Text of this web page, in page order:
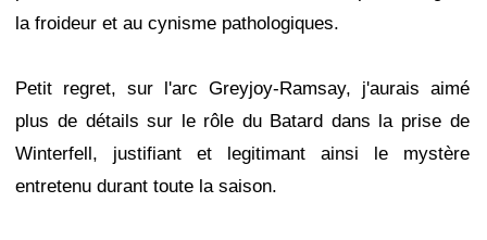
la froideur et au cynisme pathologiques.
Petit regret, sur l'arc Greyjoy-Ramsay, j'aurais aimé
plus de détails sur le rôle du Batard dans la prise de
Winterfell, justifiant et legitimant ainsi le mystère
entretenu durant toute la saison.